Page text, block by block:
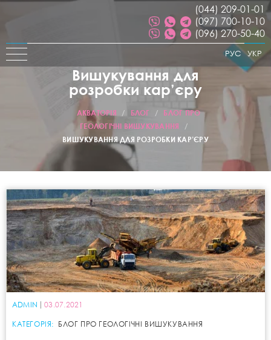
(044) 209-01-01
(097) 700-10-10
(096) 270-50-40
УКР
РУС
Вишукування для
розробки кар’єру
АКВАТОРІЯ / БЛОГ /
БЛОГ ПРО
ГЕОЛОГІЧНІ ВИШУКУВАННЯ
/
ВИШУКУВАННЯ ДЛЯ РОЗРОБКИ КАР’ЄРУ
ADMIN 03.07.2021
КАТЕГОРІЯ: БЛОГ ПРО ГЕОЛОГІЧНІ ВИШУКУВАННЯ